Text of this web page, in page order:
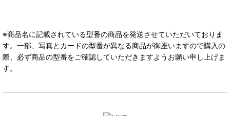
※商品名に記載されている型番の商品を発送させていただいておりま
す。一部、写真とカードの型番が異なる商品が御座いますので購入の
際、必ず商品の型番をご確認していただきますようお願い申し上げま
す。